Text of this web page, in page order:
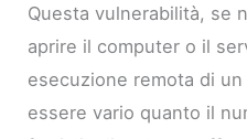
Questa vulnerabilità, se
aprire il computer o il
esecuzione remota di
essere vario quanto il